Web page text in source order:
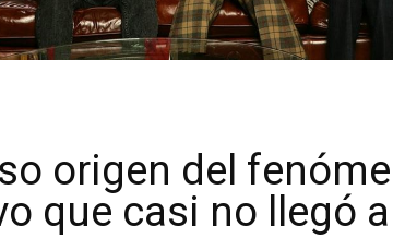
origen del
que casi no llegó